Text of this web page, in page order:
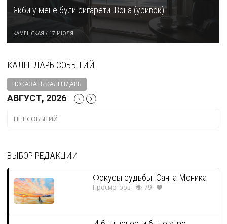
Якби у мене були сигарети. Вона (уривок)
КАМЕНСКАЯ / 17 ИЮЛЯ
КАЛЕНДАРЬ СОБЫТИЙ
ПОКАЗАТЬ КАЛЕНДАРЬ
АВГУСТ, 2026
НЕТ СОБЫТИЙ
ВЫБОР РЕДАКЦИИ
Фокусы судьбы. Санта-Моника
Просмотров: 79